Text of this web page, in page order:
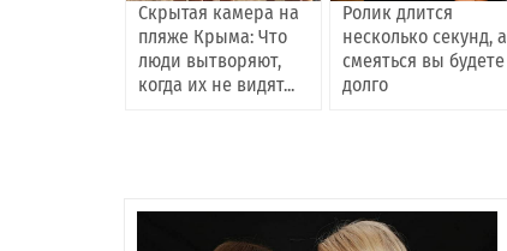
Скрытая камера на
пляже Крыма: Что
люди вытворяют,
когда их не видят...
Ролик длится
несколько секунд, а
смеяться вы будете
долго